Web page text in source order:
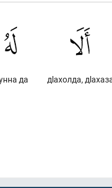
дlахолда,
да